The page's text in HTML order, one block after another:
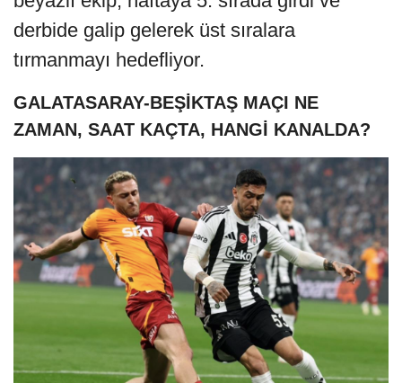
derbide galip gelerek üst sıralara
tırmanmayı hedefliyor.
GALATASARAY-BEŞİKTAŞ MAÇI NE
ZAMAN, SAAT KAÇTA, HANGİ KANALDA?